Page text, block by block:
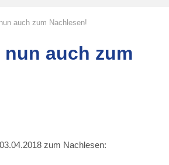
auch zum Nachlesen!
auch zum
zum Nachlesen: